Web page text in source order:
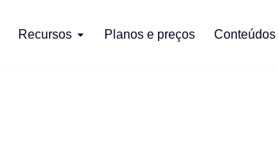
Recursos Planos e preços Conteúdos